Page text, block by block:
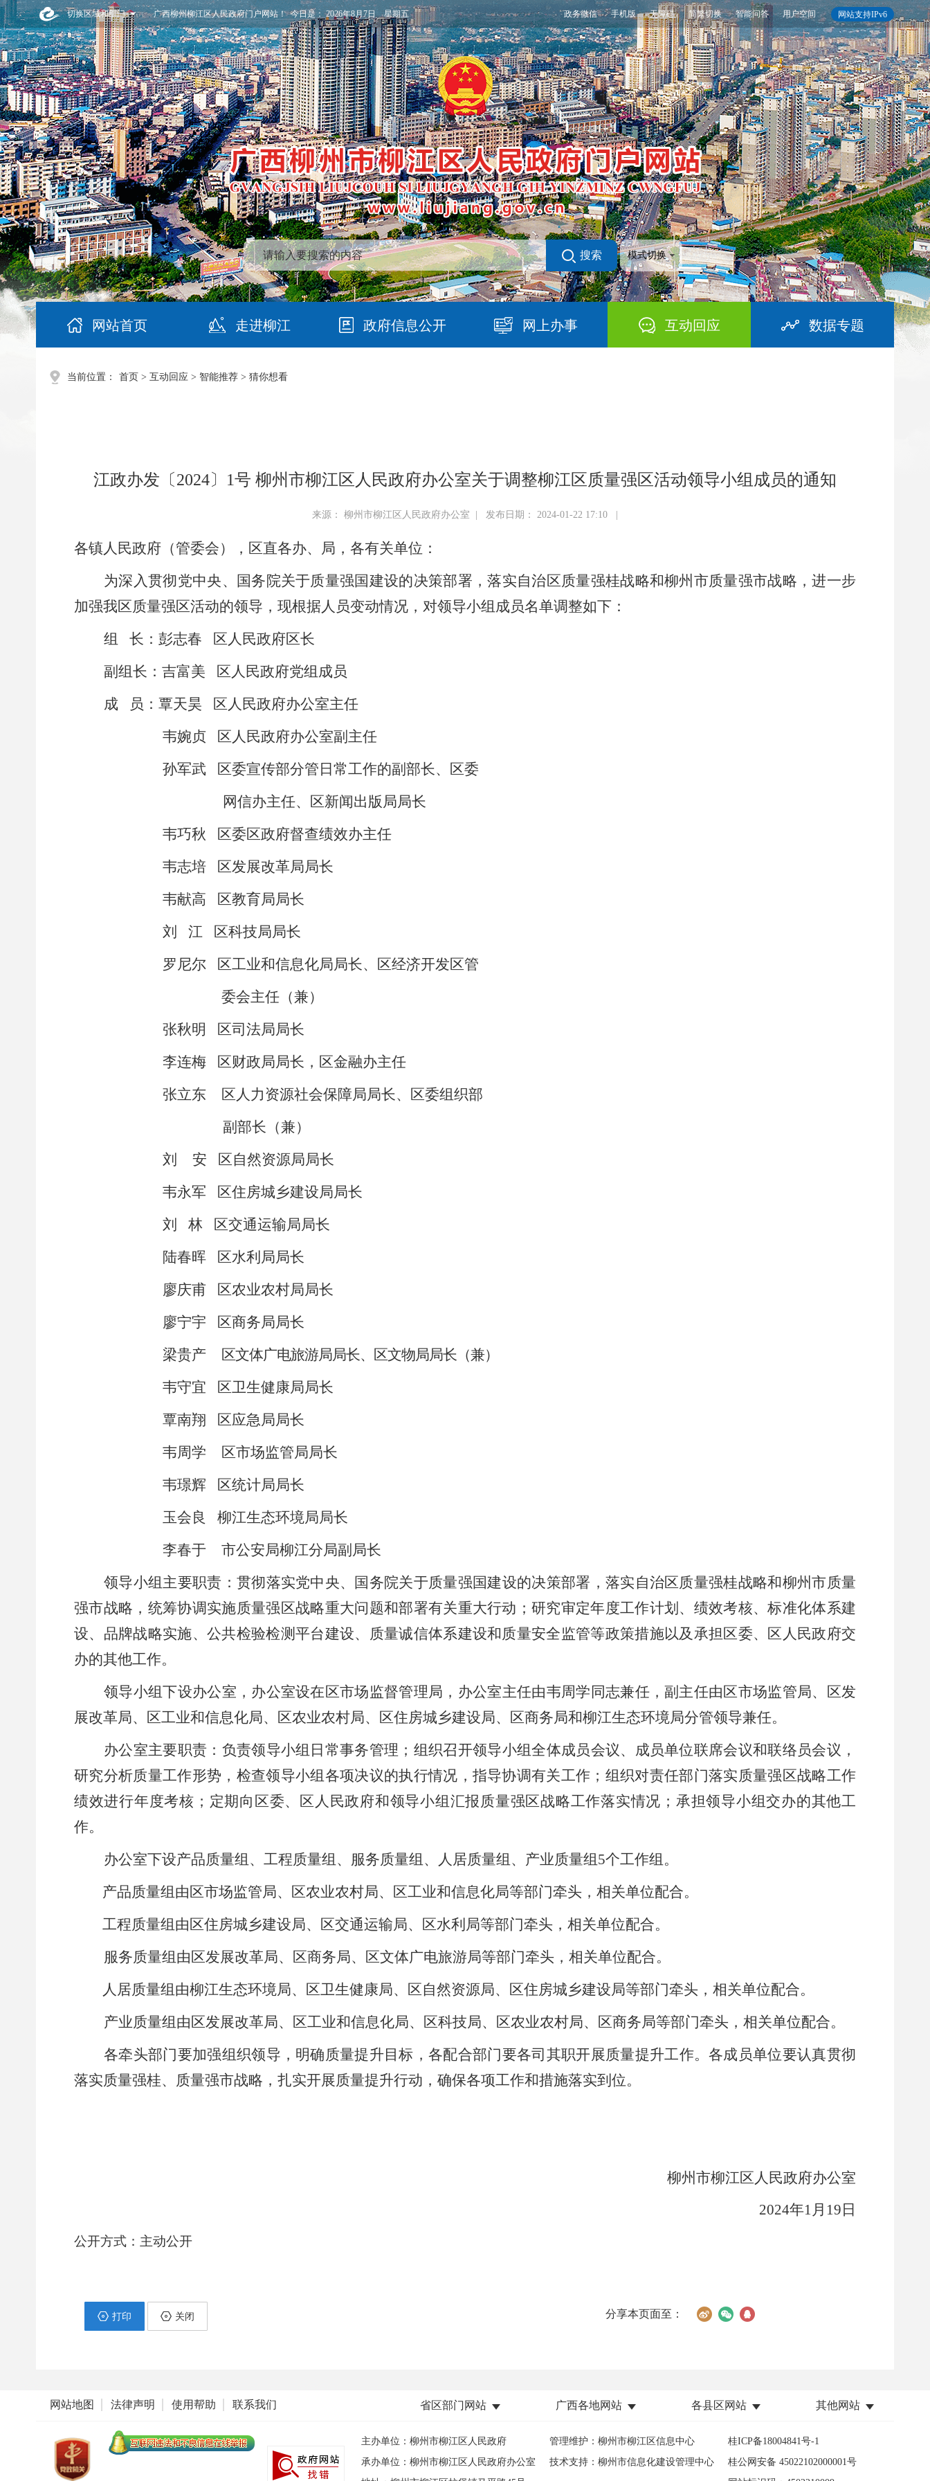
切换区域和部门 网站支持IPv6
政务微信 手机版 无障碍 简繁切换 智能问答 用户空间
广西柳州柳江区人民政府门户网站！ 今日是：2026年8月7日 星期五
搜索 模式切换
网站首页 走进柳江 政府信息公开 网上办事 互动回应 数据专题
当前位置： 首页 > 互动回应 > 智能推荐 > 猜你想看
江政办发〔2024〕1号 柳州市柳江区人民政府办公室关于调整柳江区质量强区活动领导小组成员的通知
来源： 柳州市柳江区人民政府办公室 | 发布日期： 2024-01-22 17:10 |
各镇人民政府（管委会），区直各办、局，各有关单位：
为深入贯彻党中央、国务院关于质量强国建设的决策部署，落实自治区质量强桂战略和柳州市质量强市战略 ，进一步
加强我区质量强区活动的领导， 现根据人员变动情况 ，对领导小组成员名单调整如下 ：
组
长：彭志春
区人民政府区长
副组长：吉富美
区人民政府党组成员
成
员： 覃天昊
区人民政府办公室主任
韦婉贞
区人民政府办公室副主任
孙军武
区委宣传部分管日常工作的副部长、区委
网信办主任、
区新闻出版局局长
韦巧秋
区委区政府督查绩效办主任
韦志培
区发展改革局局长
韦献高
区教育局局长
刘
江
区科技局局长
罗尼尔
区工业和信息化局局长、区经济开发区管
委会主任（兼）
张秋明
区司法局局长
李连梅
区财政局局长，区金融办主任
张立东
区人力资源社会保障局局长、
区委组织部
副部长（兼）
刘
安
区自然资源局局长
韦永军
区住房城乡建设局局长
刘
林
区交通运输局局长
陆春晖
区水利局局长
廖庆甫
区农业农村局局长
廖宁宇
区商务局局长
梁贵产
区文体广电旅游局局长、
区文物局局长（兼）
韦守宜
区卫生健康局局长
覃南翔
区应急局局长
韦周学
区市场监管局局长
韦璟辉
区统计局局长
玉会良
柳江生态环境局局长
李春于
市公安局柳江分局副局长
领导小组主要职责：贯彻落实党中央、国务院关于质量强国建设的决策部署 ，落实自治区质量强桂战略和柳州市质量
强市战略， 统筹协调实施质量强区战略重大问题和部署有关重大行动；研究审定年度工作计划、绩效考核、标准化体系建
设、 品牌战略实施、公共检验检测平台建设、质量诚信体系建设和质量安全监管等政策措施以及承担区委、区人民政府交
办的其他工作。
领导小组下设办公室，办公室设在区市场监督管理局，办公室主任由韦周学 同志兼任，副主任由 区市场监管局、
区发
展改革局、区工业和信息化局、区农业农村局、 区住房城乡建设局、 区商务局和柳江生态环境局分管领导兼任。
办公室主要职责：负责领导小组日常事务管理；组织召开领导小组全体成员会议、成员单位联席会议和联络员会议，
研究分析质量工作形势，检查领导小组各项决议的执行情况，指导协调有关工作；组织对责任部门落实质量强区战略工作
绩效进行年度考核；定期向区委、区人民政府和领导小组汇报质量强区战略工作落实情况；承担领导小组交办的其他工
作。
办公室下设产品质量组、工程质量组、服务质量组、人居质量组 、产业质量组5个工作组。
产品质量组由 区市场监管局、区农业农村局、区工业和信息化局等部门牵头，相关单位配合。
工程质量组由区住房城乡建设局、区交通运输局、区水利局等部门牵头，相关单位配合。
服务质量组由区发展改革局、区商务局、区文体广电旅游局等部门牵头，相关单位配合。
人居质量组由柳江生态环境局、区卫生健康局、区自然资源局、区住房城乡建设局等部门牵头，相关单位配合。
产业质量组由 区发展改革局、区工业和信息化局、区科技局、区农业农村局、区商务局等部门牵头，相关单位配合。
各牵头部门要加强组织领导 ，明确质量提升目标，各配合部门要各司其职开展质量提升工作。各成员单位要认真贯彻
落实质量强桂、质量强市战略，扎实开展质量提升行动，确保各项工作和措施落实到位。
柳州市柳江区人民政府办公室
2024年1月 19 日
公开方式：主动公开
打印 关闭 分享本页面至：
网站地图 法律声明 使用帮助 联系我们 省区部门网站 广西各地网站 各县区网站 其他网站
主办单位：柳州市柳江区人民政府
承办单位：柳州市柳江区人民政府办公室
管理维护：柳州市柳江区信息中心
技术支持：柳州市信息化建设管理中心
桂ICP备18004841号-1
桂公网安备 45022102000001号